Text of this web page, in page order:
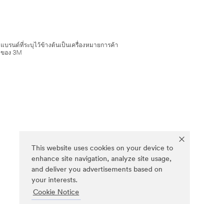
This website uses cookies on your device to
enhance site navigation, analyze site usage,
and deliver you advertisements based on
your interests.
Cookie Notice
แบรนด์ที่ระบุไว้ข้างต้นเป็นเครื่องหมายการค้า
ของ 3M